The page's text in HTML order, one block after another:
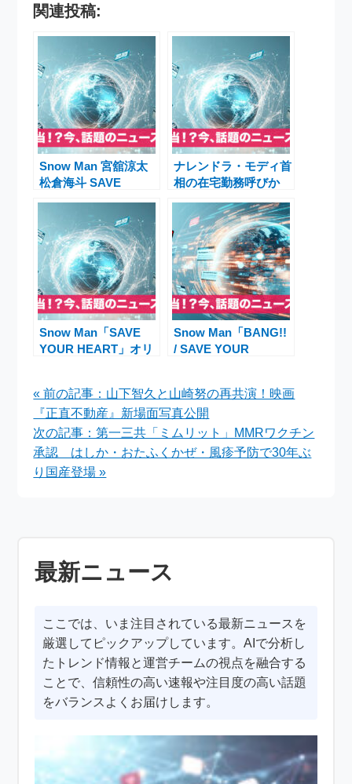
関連投稿:
Snow Man 宮舘涼太
松倉海斗 SAVE
ンス＆シングル首位獲
得ニュース
ナレンドラ・モディ首
相の在宅勤務呼びか
ー危機対策
Snow Man「SAVE
YOUR HEART」オリ
衣装定点動画にファン
熱狂
Snow Man「BANG!!
/ SAVE YOUR
ン騒然
« 前の記事：山下智久と山崎努の再共演！映画
『正直不動産』新場面写真公開
次の記事：第一三共「ミムリット」MMRワクチン
承認 はしか・おたふくかぜ・風疹予防で30年ぶ
り国産登場 »
最新ニュース
ここでは、いま注目されている最新ニュースを
厳選してピックアップしています。AIで分析し
たトレンド情報と運営チームの視点を融合する
ことで、信頼性の高い速報や注目度の高い話題
をバランスよくお届けします。